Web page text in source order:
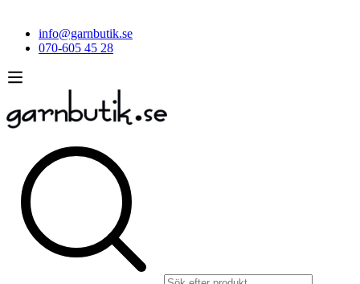
info@garnbutik.se
070-605 45 28